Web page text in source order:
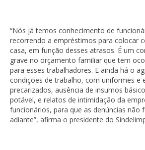
“Nós já temos conhecimento de
recorrendo a empréstimos para colocar
casa, em função desses atrasos. É um
grave no orçamento familiar que tem
para esses trabalhadores. E ainda há o
condições de trabalho, com uniformes e
precarizados, ausência de insumos
potável, e relatos de intimidação da
funcionários, para que as denúncias não
adiante”, afirma o presidente do